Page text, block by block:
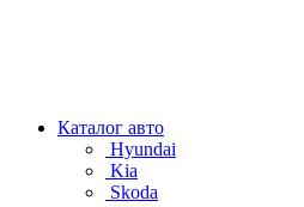
Каталог авто
Hyundai
Kia
Skoda